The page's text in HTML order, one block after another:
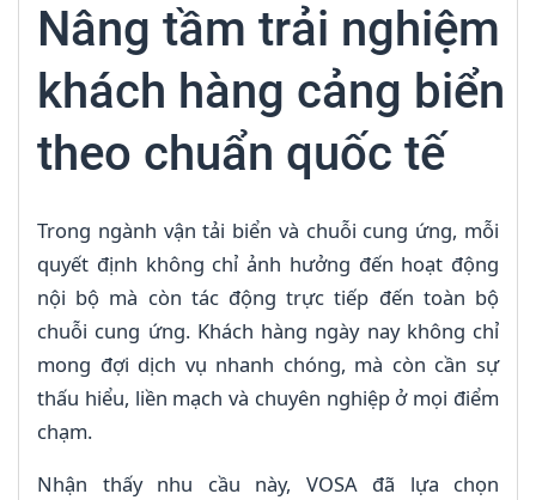
Nâng tầm trải nghiệm
khách hàng cảng biển
theo chuẩn quốc tế
Trong ngành vận tải biển và chuỗi cung ứng, mỗi
quyết định không chỉ ảnh hưởng đến hoạt động
nội bộ mà còn tác động trực tiếp đến toàn bộ
chuỗi cung ứng. Khách hàng ngày nay không chỉ
mong đợi dịch vụ nhanh chóng, mà còn cần sự
thấu hiểu, liền mạch và chuyên nghiệp ở mọi điểm
chạm.
Nhận thấy nhu cầu này, VOSA đã lựa chọn